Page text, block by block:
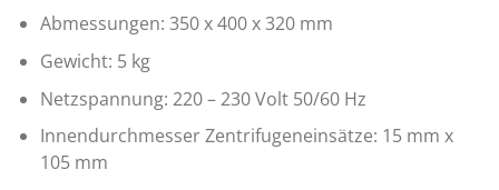
Abmessungen: 350 x 400 x 320 mm
Gewicht: 5 kg
Netzspannung: 220 – 230 Volt 50/60 Hz
Innendurchmesser Zentrifugeneinsätze: 15 mm x
105 mm